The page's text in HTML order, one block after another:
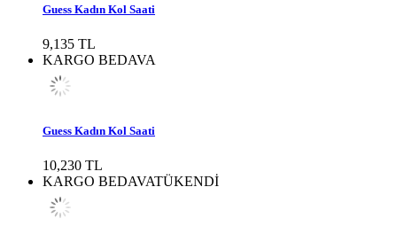
Guess Kadın Kol Saati
9,135 TL
KARGO BEDAVA
Guess Kadın Kol Saati
10,230 TL
KARGO BEDAVATÜKENDİ